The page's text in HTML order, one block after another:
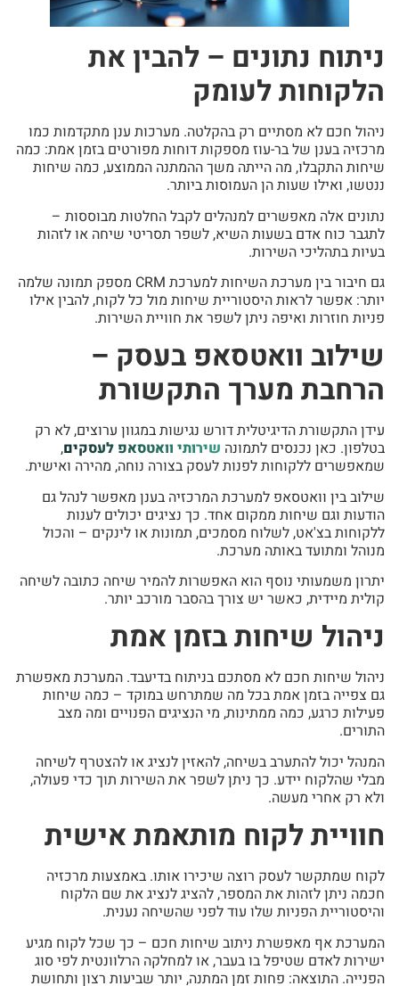
ניתוח נתונים – להבין את
הלקוחות לעומק
ניהול חכם לא מסתיים רק בהקלטה. מערכות ענן מתקדמות כמו
מרכזיה בענן של בר-עוז מספקות דוחות מפורטים בזמן אמת: כמה
שיחות התקבלו, מה הייתה משך ההמתנה הממוצע, כמה שיחות
ננטשו, ואילו שעות הן העמוסות ביותר.
נתונים אלה מאפשרים למנהלים לקבל החלטות מבוססות –
לתגבר כוח אדם בשעות השיא, לשפר תסריטי שיחה או לזהות
בעיות בתהליכי השירות.
גם חיבור בין מערכת השיחות למערכת CRM מספק תמונה שלמה
יותר: אפשר לראות היסטוריית שיחות מול כל לקוח, להבין אילו
פניות חוזרות ואיפה ניתן לשפר את חוויית השירות.
שילוב וואטסאפ בעסק –
הרחבת מערך התקשורת
עידן התקשורת הדיגיטלית דורש נגישות במגוון ערוצים, לא רק
בטלפון. כאן נכנסים לתמונה שירותי וואטסאפ לעסקים,
שמאפשרים ללקוחות לפנות לעסק בצורה נוחה, מהירה ואישית.
שילוב בין וואטסאפ למערכת המרכזיה בענן מאפשר לנהל גם
הודעות וגם שיחות ממקום אחד. כך נציגים יכולים לענות
ללקוחות בצ'אט, לשלוח מסמכים, תמונות או לינקים – והכול
מנוהל ומתועד באותה מערכת.
יתרון משמעותי נוסף הוא האפשרות להמיר שיחה כתובה לשיחה
קולית מיידית, כאשר יש צורך בהסבר מורכב יותר.
ניהול שיחות בזמן אמת
ניהול שיחות חכם לא מסתכם בניתוח בדיעבד. המערכת מאפשרת
גם צפייה בזמן אמת בכל מה שמתרחש במוקד – כמה שיחות
פעילות כרגע, כמה ממתינות, מי הנציגים הפנויים ומה מצב
התורים.
המנהל יכול להתערב בשיחה, להאזין לנציג או להצטרף לשיחה
מבלי שהלקוח יידע. כך ניתן לשפר את השירות תוך כדי פעולה,
ולא רק אחרי מעשה.
חוויית לקוח מותאמת אישית
לקוח שמתקשר לעסק רוצה שיכירו אותו. באמצעות מרכזיה
חכמה ניתן לזהות את המספר, להציג לנציג את שם הלקוח
והיסטוריית הפניות שלו עוד לפני שהשיחה נענית.
המערכת אף מאפשרת ניתוב שיחות חכם – כך שכל לקוח מגיע
ישירות לאדם שטיפל בו בעבר, או למחלקה הרלוונטית לפי סוג
הפנייה. התוצאה: פחות זמן המתנה, יותר שביעות רצון ותחושת